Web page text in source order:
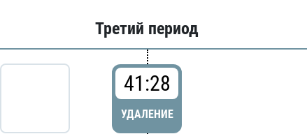
Третий период
41:28
УДАЛЕНИЕ